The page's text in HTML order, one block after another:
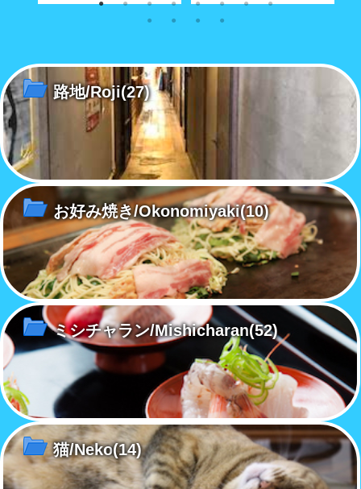
昔ながらの人と人。優しいね
上から覗く側、下から見上げる
路地/Roji(27)
お好み焼き/Okonomiyaki(10)
ミシチャラン/Mishicharan(52)
猫/Neko(14)